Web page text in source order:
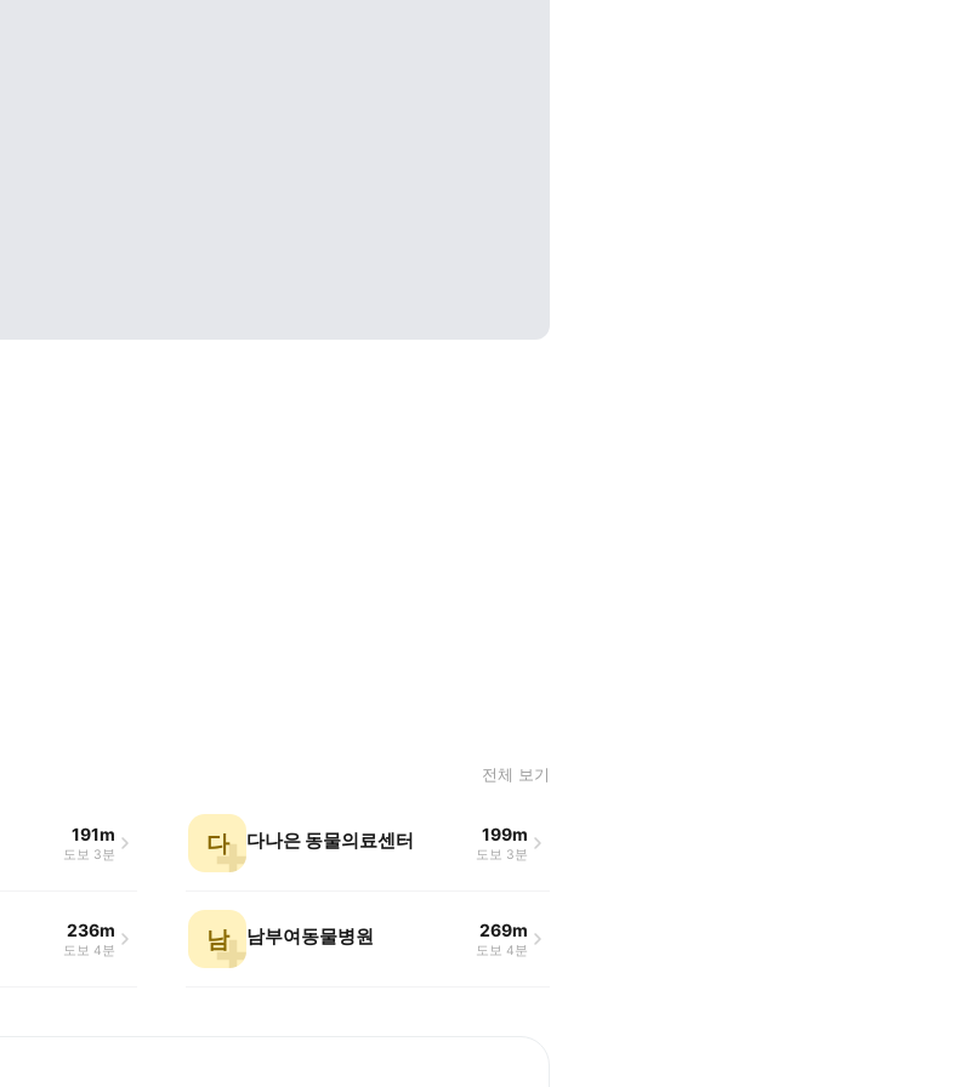
전체 보기
191m
도보 3분 다 다나은 동물의료센터 199m
도보 3분
236m
도보 4분 남 남부여동물병원 269m
도보 4분